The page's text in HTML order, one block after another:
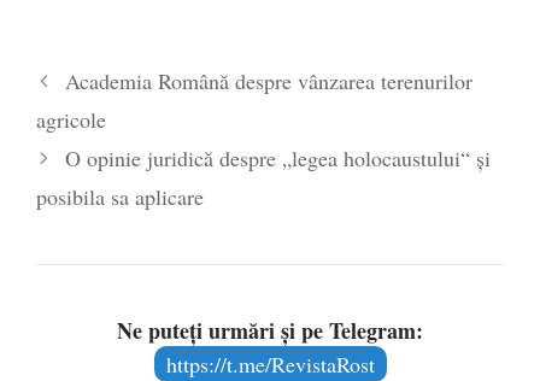
Academia Română despre vânzarea terenurilor
agricole
O opinie juridică despre „legea holocaustului“ și
posibila sa aplicare
Ne puteți urmări și pe Telegram:
https://t.me/RevistaRost